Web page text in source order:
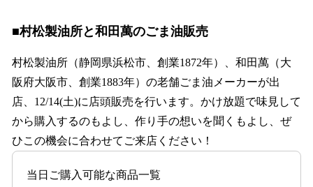
■村松製油所と和田萬のごま油販売
村松製油所（静岡県浜松市、創業1872年）、和田萬（大
阪府大阪市、創業1883年）の老舗ごま油メーカーが出
店、12/14(土)に店頭販売を行います。かけ放題で味見して
から購入するのもよし、作り手の想いを聞くもよし、ぜ
ひこの機会に合わせてご来店ください！
当日ご購入可能な商品一覧